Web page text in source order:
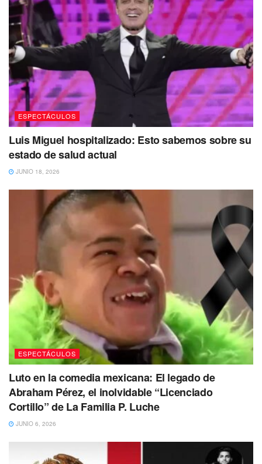
ESPECTÁCULOS
Luis Miguel hospitalizado: Esto sabemos sobre su
estado de salud actual
JUNIO 18, 2026
ESPECTÁCULOS
Luto en la comedia mexicana: El legado de
Abraham Pérez, el inolvidable “Licenciado
Cortillo” de La Familia P. Luche
JUNIO 6, 2026